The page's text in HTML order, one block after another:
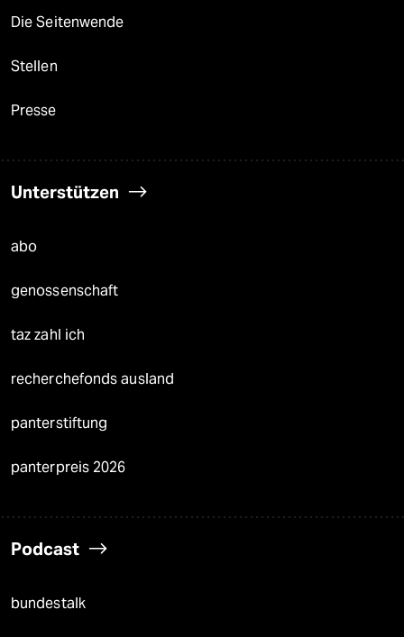
Die Seitenwende
Stellen
Presse
Unterstützen
abo
genossenschaft
taz zahl ich
recherchefonds ausland
panterstiftung
panterpreis 2026
Podcast
bundestalk